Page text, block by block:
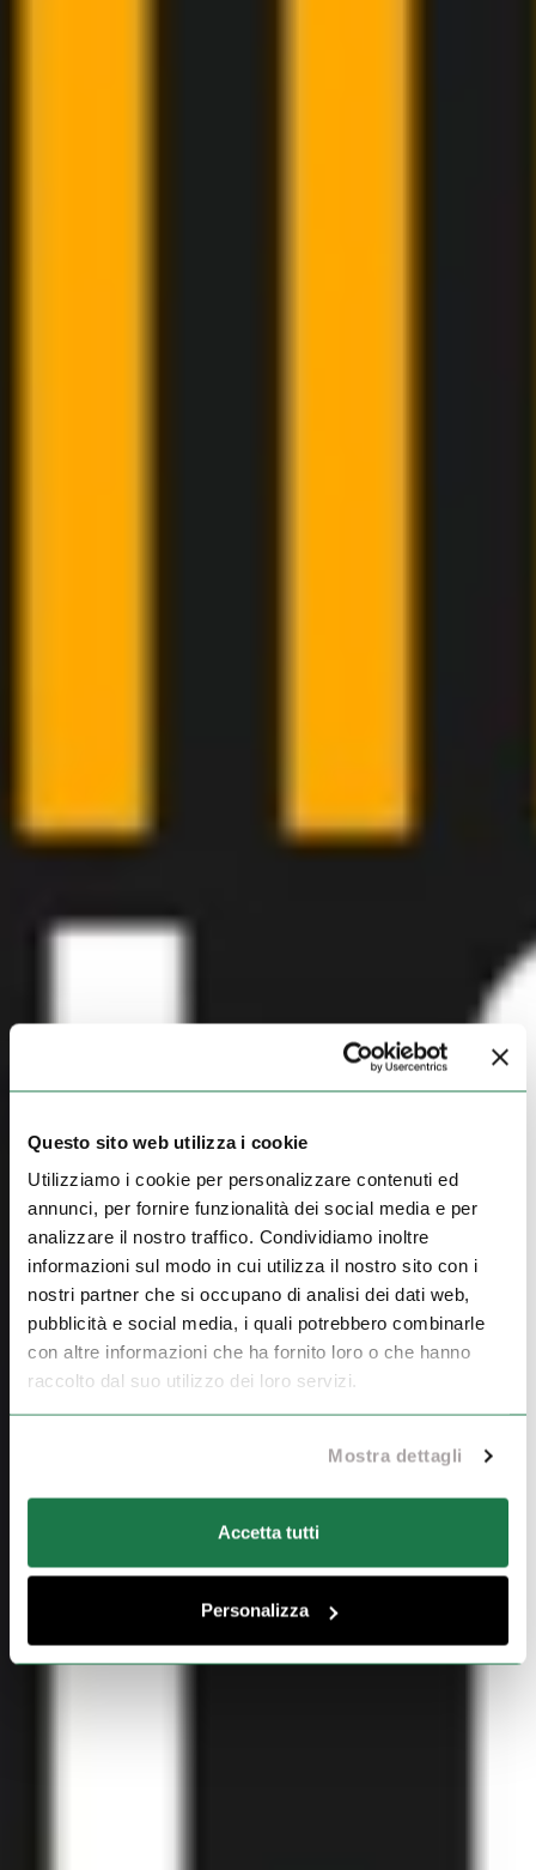
Questo sito web utilizza i cookie
Utilizziamo i cookie per personalizzare contenuti ed
annunci, per fornire funzionalità dei social media e per
analizzare il nostro traffico. Condividiamo inoltre
informazioni sul modo in cui utilizza il nostro sito con i
nostri partner che si occupano di analisi dei dati web,
pubblicità e social media, i quali potrebbero combinarle
con altre informazioni che ha fornito loro o che hanno
raccolto dal suo utilizzo dei loro servizi.
Mostra dettagli
Accetta tutti
Personalizza